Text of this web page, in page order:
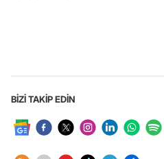
BİZİ TAKİP EDİN